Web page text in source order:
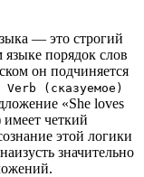
— это строгий
порядок слов
он подчиняется
(сказуемое)
«She loves
четкий
этой логики
значительно